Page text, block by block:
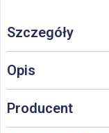
Szczegóły
Opis
Producent